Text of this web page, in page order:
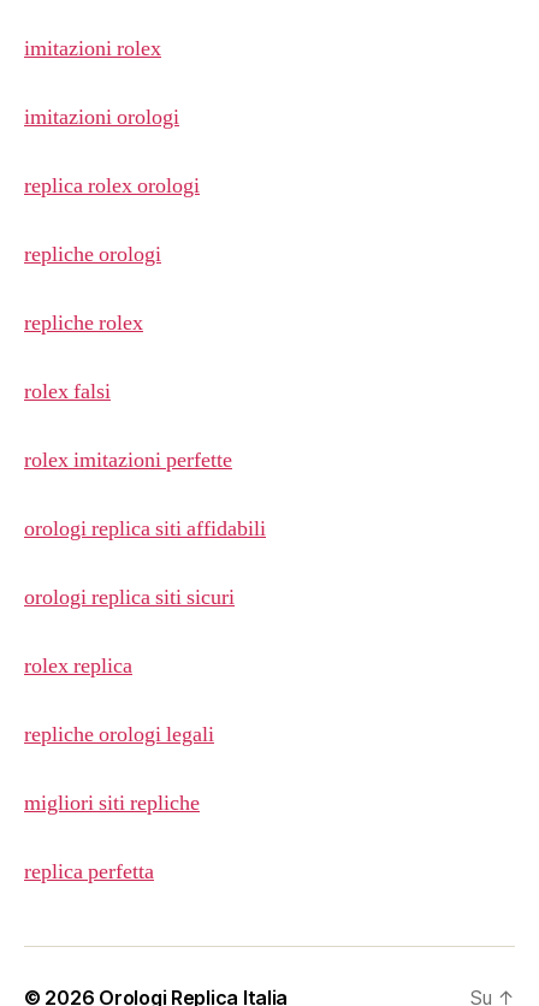
imitazioni rolex
imitazioni orologi
replica rolex orologi
repliche orologi
repliche rolex
rolex falsi
rolex imitazioni perfette
orologi replica siti affidabili
orologi replica siti sicuri
rolex replica
repliche orologi legali
migliori siti repliche
replica perfetta
© 2026 Orologi Replica Italia Su ↑